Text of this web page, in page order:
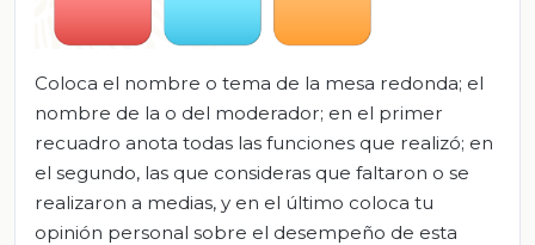
Coloca el nombre o tema de la mesa redonda; el
nombre de la o del moderador; en el primer
recuadro anota todas las funciones que realizó; en
el segundo, las que consideras que faltaron o se
realizaron a medias, y en el último coloca tu
opinión personal sobre el desempeño de esta